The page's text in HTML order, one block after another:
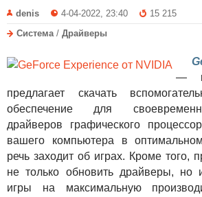
denis 4-04-2022, 23:40
15 215
Система/ Драйверы
—
предлагает скачать
обеспечение для
драйверов графического
вашего компьютера в
речь заходит об играх. Кроме того,
не только обновить драйверы, но
игры на максимальную